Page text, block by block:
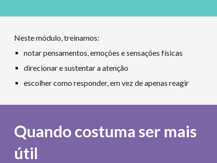
Neste módulo, treinamos:
notar pensamentos, emoções e sensações físicas
direcionar e sustentar a atenção
escolher como responder, em vez de apenas reagir
Quando costuma ser mais
útil